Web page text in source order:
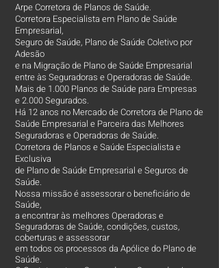
Arpe Corretora de Planos de Saúde.
Corretora Especialista em Plano de Saúde
Empresarial,
Seguro de Saúde, Plano de Saúde Coletivo por
Adesão
e na Migração de Plano de Saúde Empresarial
entre às Seguradoras e Operadoras de Saúde.
Mais de 1.000 Planos de Saúde para Empresas
e 2.000 Segurados.
Há 12 anos no Mercado de Corretora de Plano de
Saúde Empresarial e Parceira das Melhores
Seguradoras e Operadoras de Saúde.
Corretora de Planos e Saúde Especialista e
Exclusiva
de Plano de Saúde Empresarial e Seguros de
Saúde.
Nossa missão é assessorar o beneficiário de
Saúde,
a encontrar às melhores Operadoras e
Seguradoras de Saúde, condições, custos,
coberturas e assessorar
em todos os processos da Apólice do Plano de
Saúde.